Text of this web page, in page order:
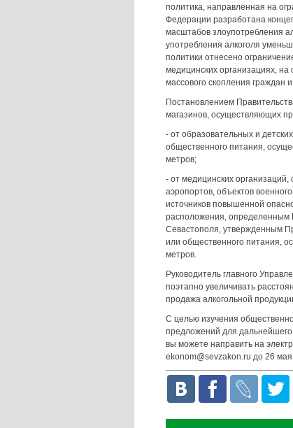
политика, направленная на
Федерации разработана
масштабов злоупотребления
употребления алкоголя
политики отнесено
медицинских организациях, на
массового скопления граждан
Постановлением
магазинов, осуществляющих
- от образовательных и
общественного питания,
метров;
- от медицинских организаций,
аэропортов, объектов
источников повышенной
расположения, определенным
Севастополя, утвержденным
или общественного питания,
метров.
Руководитель главного
поэтапно увеличивать
продажа алкогольной
С целью изучения
предложений для
вы можете направить на
ekonom@sevzakon.ru до 26 мая